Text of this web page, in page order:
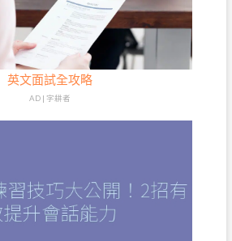
英文面試全攻略
AD | 字耕者